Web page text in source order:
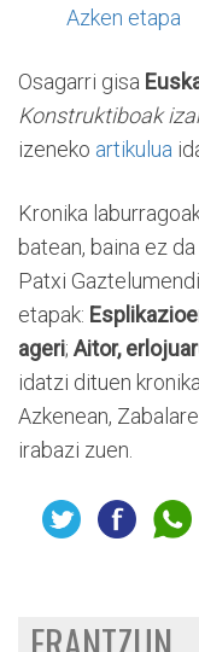
Azken etapa
Osagarri gisa
Konstruktiboak
izeneko artikulua
Kronika
batean, baina ez
Patxi
etapak:
ageri; Aitor,
idatzi dituen kronika
Azkenean,
irabazi zuen.